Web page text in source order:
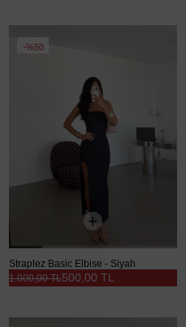
%50
Straplez Basic Elbise - Siyah
500,00 TL
1.000,00 TL